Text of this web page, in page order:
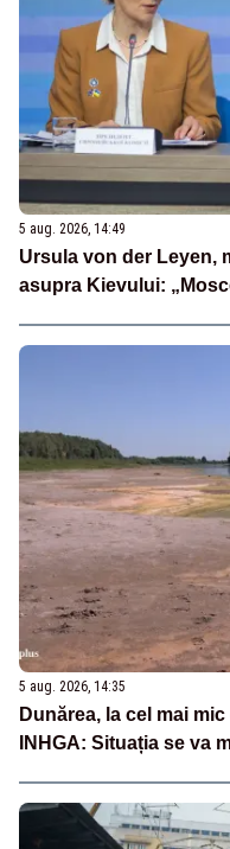
5 aug. 2026, 14:49
Ursula von der Leyen,
asupra Kievului:
5 aug. 2026, 14:35
Dunărea, la cel mai
INHGA: Situația se va